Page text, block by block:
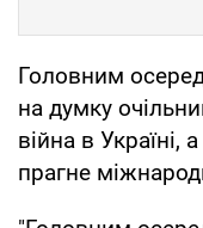
Головним
на думку
війна в Україні,
прагне